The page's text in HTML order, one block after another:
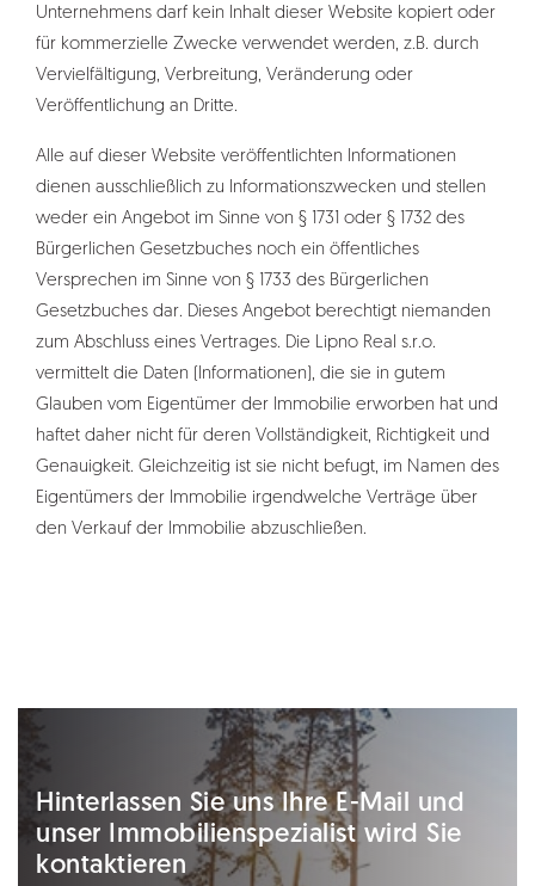
Unternehmens darf kein Inhalt dieser Website kopiert oder
für kommerzielle Zwecke verwendet werden, z.B. durch
Vervielfältigung, Verbreitung, Veränderung oder
Veröffentlichung an Dritte.
Alle auf dieser Website veröffentlichten Informationen
dienen ausschließlich zu Informationszwecken und stellen
weder ein Angebot im Sinne von § 1731 oder § 1732 des
Bürgerlichen Gesetzbuches noch ein öffentliches
Versprechen im Sinne von § 1733 des Bürgerlichen
Gesetzbuches dar. Dieses Angebot berechtigt niemanden
zum Abschluss eines Vertrages. Die Lipno Real s.r.o.
vermittelt die Daten (Informationen), die sie in gutem
Glauben vom Eigentümer der Immobilie erworben hat und
haftet daher nicht für deren Vollständigkeit, Richtigkeit und
Genauigkeit. Gleichzeitig ist sie nicht befugt, im Namen des
Eigentümers der Immobilie irgendwelche Verträge über
den Verkauf der Immobilie abzuschließen.
Hinterlassen Sie uns Ihre E-Mail und
unser Immobilienspezialist wird Sie
kontaktieren